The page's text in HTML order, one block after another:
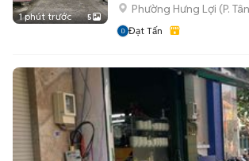
1 phút trước 5
Phường Hưng Lợi (P.
Đạt Tấn